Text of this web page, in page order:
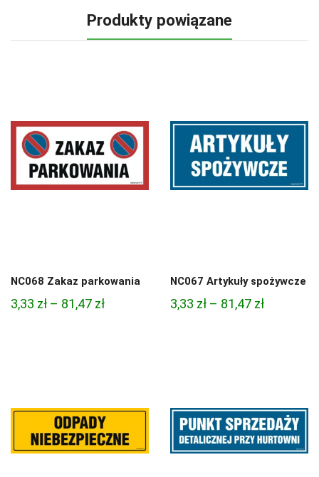
Produkty powiązane
NC068 Zakaz parkowania
3,33 zł – 81,47 złZakres
NC067 Artykuły spożywcze
3,33 zł – 81,47 złZakres